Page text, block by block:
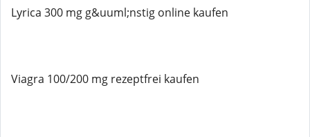
Lyrica 300 mg g&uuml;nstig online kaufen
Viagra 100/200 mg rezeptfrei kaufen